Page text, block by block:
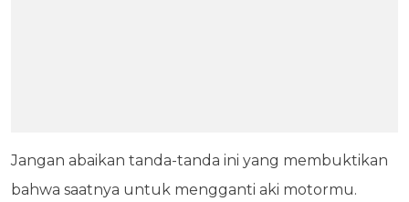
Jangan abaikan tanda-tanda ini yang membuktikan
bahwa saatnya untuk mengganti aki motormu.